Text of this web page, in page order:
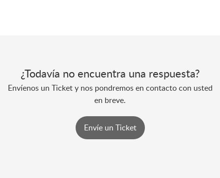
¿Todavía no encuentra una respuesta?
Envíenos un Ticket y nos pondremos en contacto con usted
en breve.
Envíe un Ticket